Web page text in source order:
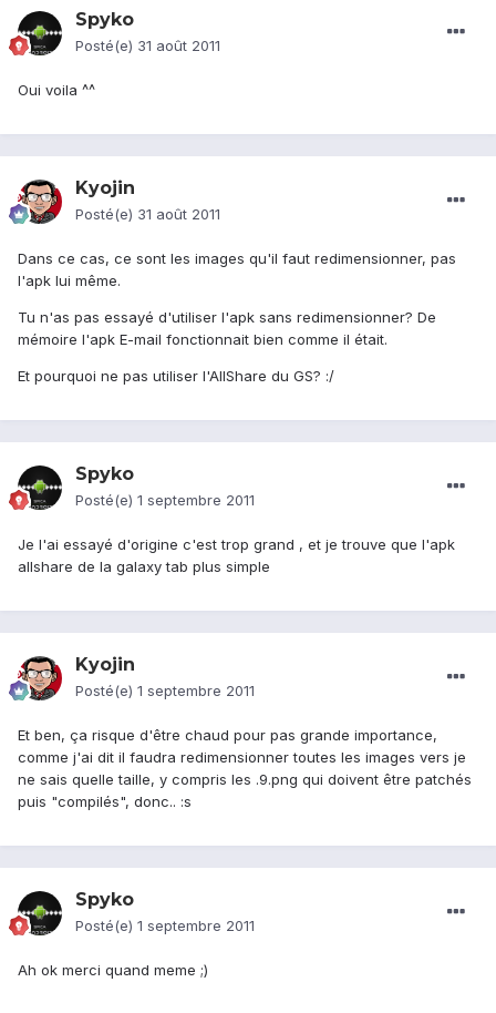
Spyko
Posté(e) 31 août 2011
Oui voila ^^
Kyojin
Posté(e) 31 août 2011
Dans ce cas, ce sont les images qu'il faut redimensionner, pas
l'apk lui même.
Tu n'as pas essayé d'utiliser l'apk sans redimensionner? De
mémoire l'apk E-mail fonctionnait bien comme il était.
Et pourquoi ne pas utiliser l'AllShare du GS? :/
Spyko
Posté(e) 1 septembre 2011
Je l'ai essayé d'origine c'est trop grand , et je trouve que l'apk
allshare de la galaxy tab plus simple
Kyojin
Posté(e) 1 septembre 2011
Et ben, ça risque d'être chaud pour pas grande importance,
comme j'ai dit il faudra redimensionner toutes les images vers je
ne sais quelle taille, y compris les .9.png qui doivent être patchés
puis "compilés", donc.. :s
Spyko
Posté(e) 1 septembre 2011
Ah ok merci quand meme ;)